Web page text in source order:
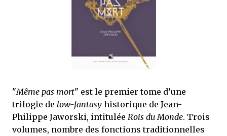
que Thomas connaissait et appréciait Olivier. Marlowe découvre une ville qu’il
ne connaissait pas, habitée par la méfiance, la peur et le rigorisme de la Ligue,
une ville pleine de mystères et de vieilles rancœurs. La Dame d...
"Même pas mort" est le premier tome d’une
trilogie de low-fantasy historique de Jean-
Philippe Jaworski, intitulée Rois du Monde. Trois
volumes, nombre des fonctions traditionnelles